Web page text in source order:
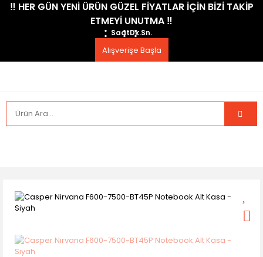
​‼️​ HER GÜN YENİ ÜRÜN GÜZEL FİYATLAR İÇİN BİZİ TAKİP
ETMEYİ UNUTMA ​‼️​
SaatDk.Sn.
Alışverişe Başla